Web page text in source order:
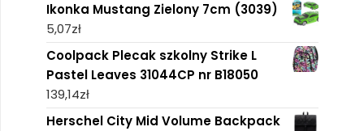
Ikonka Mustang Zielony 7cm (3039)
5,07zł
Coolpack Plecak szkolny Strike L
Pastel Leaves 31044CP nr B18050
139,14zł
Herschel City Mid Volume Backpack